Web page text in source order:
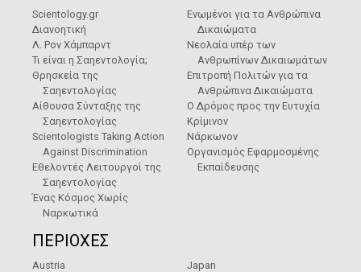
Scientology.gr
Διανοητική
Λ. Ρον Χάμπαρντ
Τι είναι η Σαηεντολογία;
Θρησκεία της
Σαηεντολογίας
Αίθουσα Σύνταξης της
Σαηεντολογίας
Scientologists Taking Action
Against Discrimination
Εθελοντές Λειτουργοί της
Σαηεντολογίας
Ένας Κόσμος Χωρίς
Ναρκωτικά
Ενωμένοι για τα Ανθρώπινα
Δικαιώματα
Νεολαία υπέρ των
Ανθρωπίνων Δικαιωμάτων
Επιτροπή Πολιτών για τα
Ανθρώπινα Δικαιώματα
Ο Δρόμος προς την Ευτυχία
Κρίμινον
Νάρκωνον
Οργανισμός Εφαρμοσμένης
Εκπαίδευσης
ΠΕΡΙΟΧΕΣ
Austria
Japan